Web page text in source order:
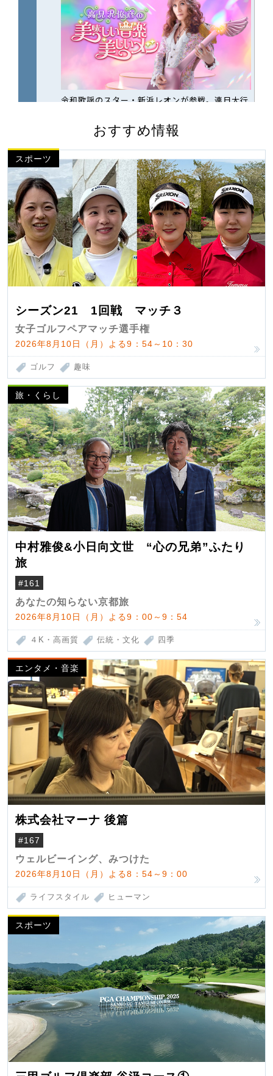
おすすめ情報
スポーツ
シーズン21 1回戦 マッチ３
女子ゴルフペアマッチ選手権
2026年8月10日（月）よる9：54～10：30
ゴルフ 趣味
旅・くらし
中村雅俊&小日向文世 “心の兄弟”ふたり
旅
#161
あなたの知らない京都旅
2026年8月10日（月）よる9：00～9：54
４K・高画質 伝統・文化 四季
エンタメ・音楽
株式会社マーナ 後篇
#167
ウェルビーイング、みつけた
2026年8月10日（月）よる8：54～9：00
ライフスタイル ヒューマン
スポーツ